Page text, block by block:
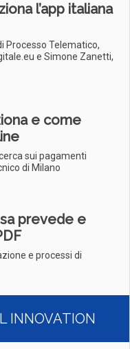
l’app italiana
Processo Telematico,
e Simone Zanetti,
e come
sui pagamenti
di Milano
prevede e
e processi di
INNOVATION